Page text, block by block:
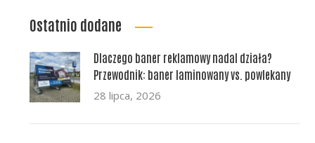
Ostatnio dodane
Dlaczego baner reklamowy nadal działa?
Przewodnik: baner laminowany vs. powlekany
28 lipca, 2026